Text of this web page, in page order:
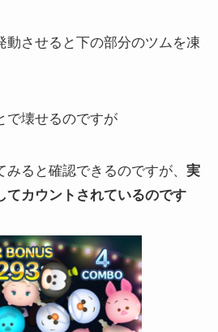
動させると下の部分のツムを凍
で壊せるのですが
ると確認できるのですが、 実
てカウントされているのです